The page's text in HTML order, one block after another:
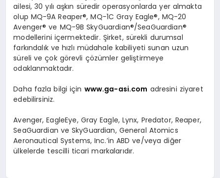
ailesi, 30 yılı aşkın süredir operasyonlarda yer almakta
olup MQ-9A Reaper®, MQ-1C Gray Eagle®, MQ-20
Avenger® ve MQ-9B SkyGuardian®/SeaGuardian®
modellerini içermektedir. Şirket, sürekli durumsal
farkındalık ve hızlı müdahale kabiliyeti sunan uzun
süreli ve çok görevli çözümler geliştirmeye
odaklanmaktadır.
Daha fazla bilgi için www.ga-asi.com adresini ziyaret
edebilirsiniz.
Avenger, EagleEye, Gray Eagle, Lynx, Predator, Reaper,
SeaGuardian ve SkyGuardian, General Atomics
Aeronautical Systems, Inc.’in ABD ve/veya diğer
ülkelerde tescilli ticari markalarıdır.